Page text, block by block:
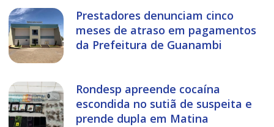
Prestadores denunciam cinco
meses de atraso em pagamentos
da Prefeitura de Guanambi
Rondesp apreende cocaína
escondida no sutiã de suspeita e
prende dupla em Matina